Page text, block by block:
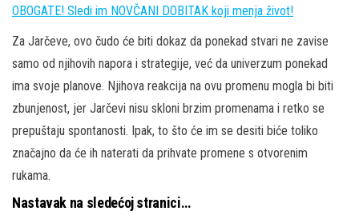
OBOGATE! Sledi im NOVČANI DOBITAK koji menja život!
Za Jarčeve, ovo čudo će biti dokaz da ponekad stvari ne zavise
samo od njihovih napora i strategije, već da univerzum ponekad
ima svoje planove. Njihova reakcija na ovu promenu mogla bi biti
zbunjenost, jer Jarčevi nisu skloni brzim promenama i retko se
prepuštaju spontanosti. Ipak, to što će im se desiti biće toliko
značajno da će ih naterati da prihvate promene s otvorenim
rukama.
Nastavak na sledećoj stranici…